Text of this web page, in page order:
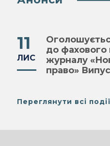
11
ЛИС
до фахового
журналу
право»
Переглянути всі події